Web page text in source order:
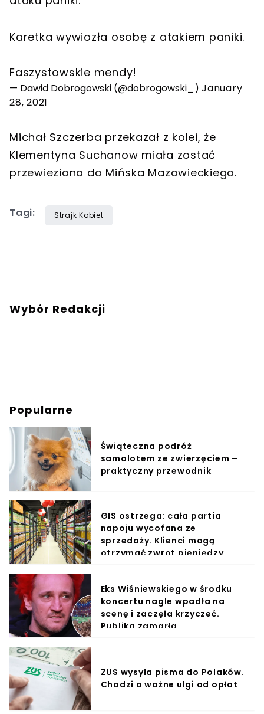
Karetka wywiozła osobę z atakiem paniki.
Faszystowskie mendy!
— Dawid Dobrogowski (@dobrogowski_) January
28, 2021
Michał Szczerba przekazał z kolei, że
Klementyna Suchanow miała zostać
przewieziona do Mińska Mazowieckiego.
Tagi: Strajk Kobiet
Wybór Redakcji
Popularne
Świąteczna podróż
samolotem ze zwierzęciem –
praktyczny przewodnik
GIS ostrzega: cała partia
napoju wycofana ze
sprzedaży. Klienci mogą
otrzymać zwrot pieniędzy
Eks Wiśniewskiego w środku
koncertu nagle wpadła na
scenę i zaczęła krzyczeć.
Publika zamarła
ZUS wysyła pisma do Polaków.
Chodzi o ważne ulgi od opłat